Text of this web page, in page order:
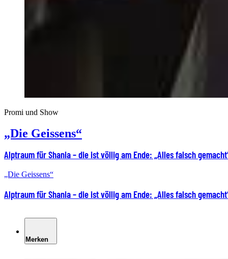
Promi und Show
„Die Geissens“
Alptraum für Shania – die ist völlig am Ende: „Alles falsch
„Die Geissens“
Alptraum für Shania – die ist völlig am Ende: „Alles falsch
Merken